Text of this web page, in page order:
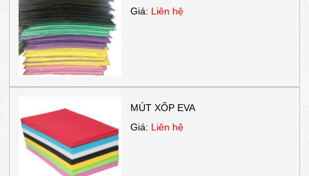
Giá: Liên hệ
MÚT XỐP EVA
Giá: Liên hệ